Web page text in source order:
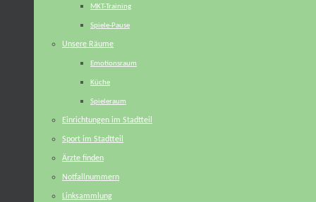
MKT-Training
Spiele-Pause
Unsere Räume
Emotionsraum
Küche
Spieleraum
Einrichtungen im Stadtteil
Sport im Stadtteil
Ärzte finden
Notfallnummern
Linksammlung